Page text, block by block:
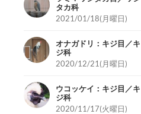
タカ科
2021/01/18(月曜日)
オナガドリ：キジ目／キ
ジ科
2020/12/21(月曜日)
ウコッケイ：キジ目／キ
ジ科
2020/11/17(火曜日)